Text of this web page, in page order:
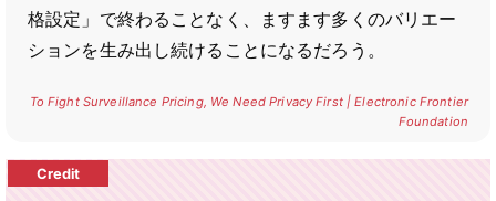
格設定」で終わることなく、ますます多くのバリエー
ションを生み出し続けることになるだろう。
To Fight Surveillance Pricing, We Need Privacy First | Electronic Frontier
Foundation